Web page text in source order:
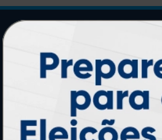
GRÁFICA ATUAL CARD
Agente Oficial
Contato